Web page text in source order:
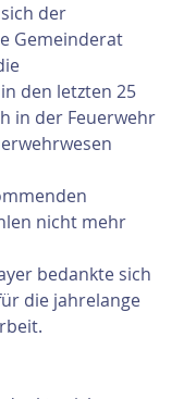
der
Gemeinderat
den letzten 25
in der Feuerwehr
nicht mehr
bedankte sich
die jahrelange